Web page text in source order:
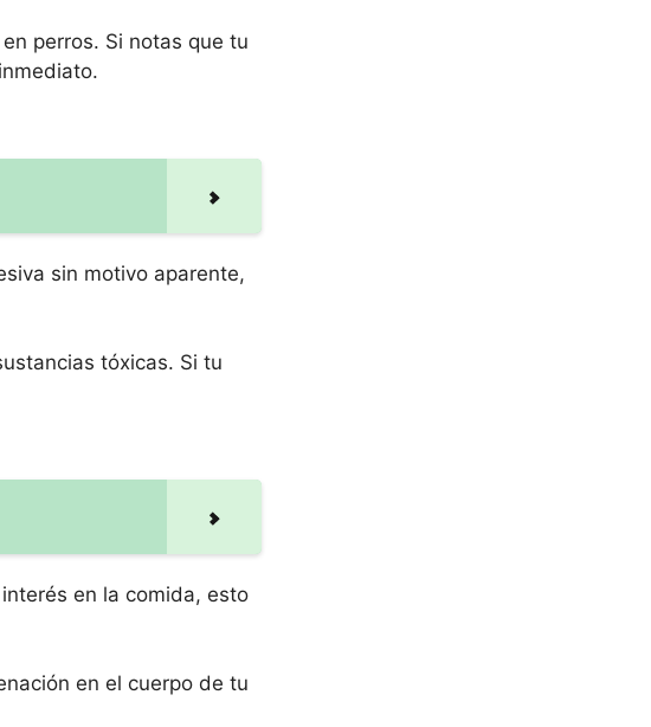
perros. Si notas que tu
sin motivo aparente,
tóxicas. Si tu
en la comida, esto
en el cuerpo de tu